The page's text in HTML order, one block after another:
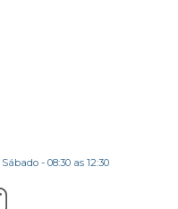
- 08:30 as 12:30